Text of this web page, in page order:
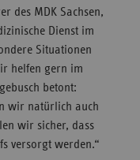
des MDK Sachsen,
Dienst im
Situationen
helfen gern im
betont:
wir natürlich auch
wir sicher, dass
versorgt werden.“